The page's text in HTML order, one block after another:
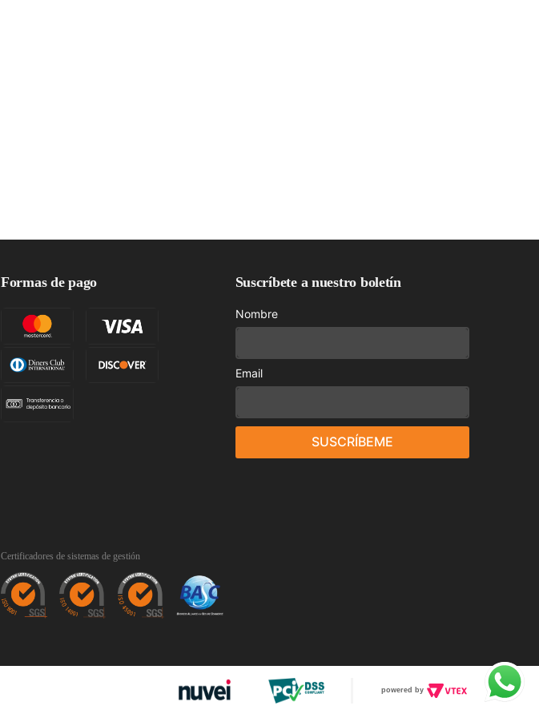
Formas de pago Suscríbete a nuestro boletín
Nombre
Email
SUSCRÍBEME
Certificadores de sistemas de gestión